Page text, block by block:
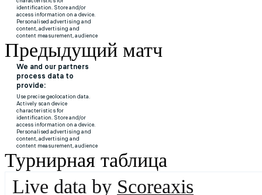
Предыдущий матч
Турнирная таблица
Live data by Scoreaxis